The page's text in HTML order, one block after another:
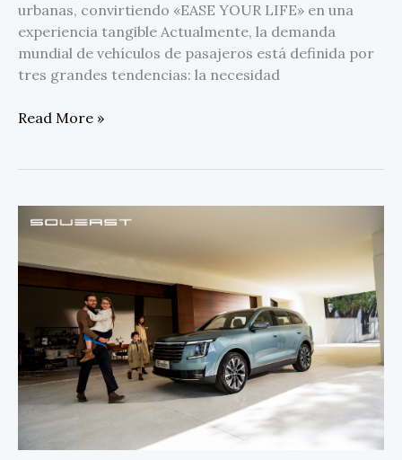
urbanas, convirtiendo «EASE YOUR LIFE» en una
experiencia tangible Actualmente, la demanda
mundial de vehículos de pasajeros está definida por
tres grandes tendencias: la necesidad
Read More »
SOUEAST
aspira
a
ser
nuevo
referente
en
movilidad
urbana